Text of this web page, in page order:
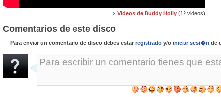
Videos de Buddy Holly (12 videos)
Comentarios de este disco
Para enviar un comentario de disco debes estar registrado y/o iniciar sesi�n de